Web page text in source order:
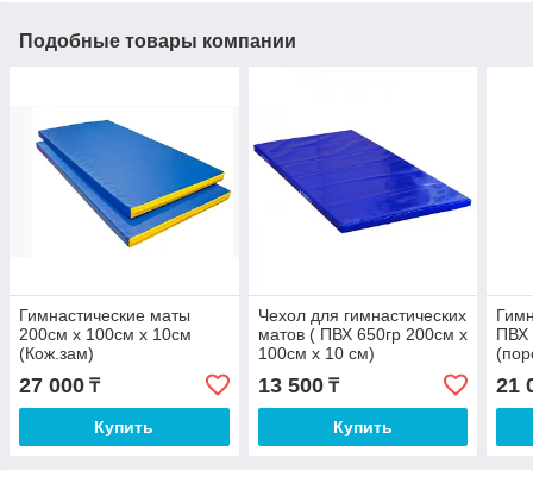
Подобные товары компании
Гимнастические маты
200см х 100см х 10см
(Кож.зам)
27 000 ₸
Купить
Чехол для гимнастических
матов ( ПВХ 650гр 200см х
100см х 10 см)
13 500₸
Купить
ПВХ
21